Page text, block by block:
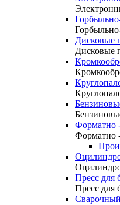
Дисковые
Дисковые
Форматно
Форматно
Пресс для
Пресс для